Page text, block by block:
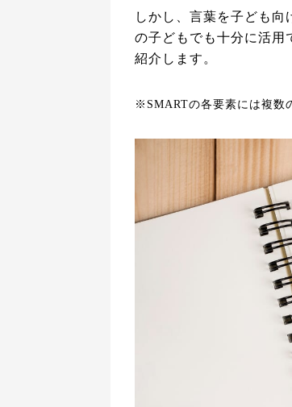
しかし、言葉を子ども
の子どもでも十分に活用
紹介します。
※SMARTの各要素には複数